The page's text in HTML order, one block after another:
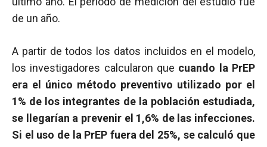
de un año.
A partir de todos los datos incluidos en el modelo,
los investigadores calcularon que cuando la PrEP
era el único método preventivo utilizado por el
1% de los integrantes de la población estudiada,
se llegarían a prevenir el 1,6% de las infecciones.
Si el uso de la PrEP fuera del 25%, se calculó que